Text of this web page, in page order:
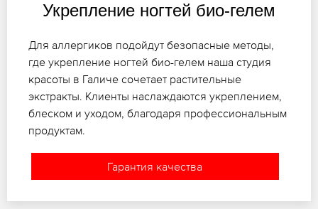
Укрепление ногтей био-гелем
Для аллергиков подойдут безопасные методы,
где укрепление ногтей био-гелем наша студия
красоты в Галиче сочетает растительные
экстракты. Клиенты наслаждаются укреплением,
блеском и уходом, благодаря профессиональным
продуктам.
Гарантия качества